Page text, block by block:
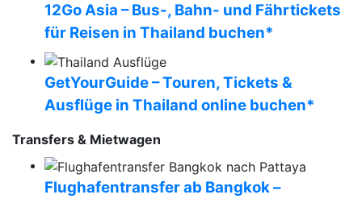
12Go Asia – Bus-, Bahn- und Fährtickets
für Reisen in Thailand buchen*
GetYourGuide – Touren, Tickets &
Ausflüge in Thailand online buchen*
Transfers & Mietwagen
Flughafentransfer ab Bangkok –